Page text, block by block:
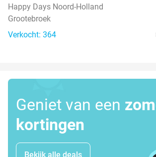
Happy Days Noord-Holland
Grootebroek
Verkocht: 364
Geniet van een
kortingen
Bekijk alle deals